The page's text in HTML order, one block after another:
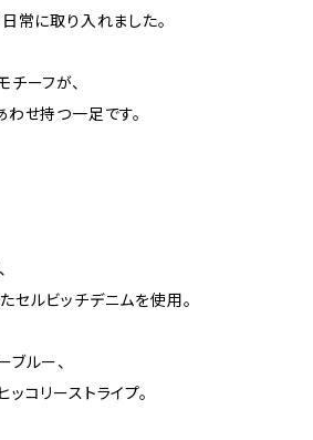
常に取り入れました。
ーフが、
せ持つ一足です。
セルビッチデニムを使用。
ルー、
コリーストライプ。